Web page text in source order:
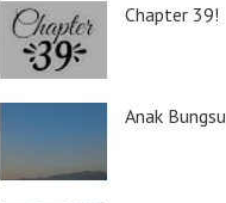
Chapter 39!
Anak Bungsu